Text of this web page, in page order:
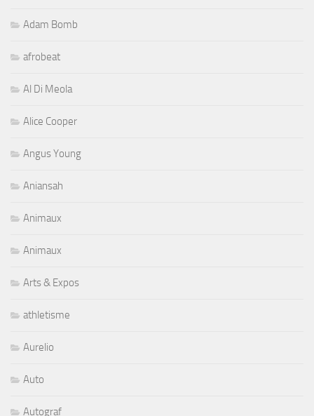
Adam Bomb
afrobeat
Al Di Meola
Alice Cooper
Angus Young
Aniansah
Animaux
Animaux
Arts & Expos
athletisme
Aurelio
Auto
Autograf